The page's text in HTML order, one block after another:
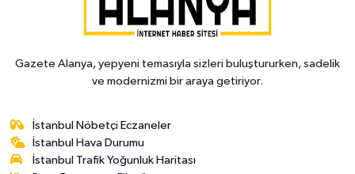
Gazete Alanya, yepyeni temasıyla sizleri buluştururken, sadelik
ve modernizmi bir araya getiriyor.
İstanbul Nöbetçi Eczaneler
İstanbul Hava Durumu
İstanbul Trafik Yoğunluk Haritası